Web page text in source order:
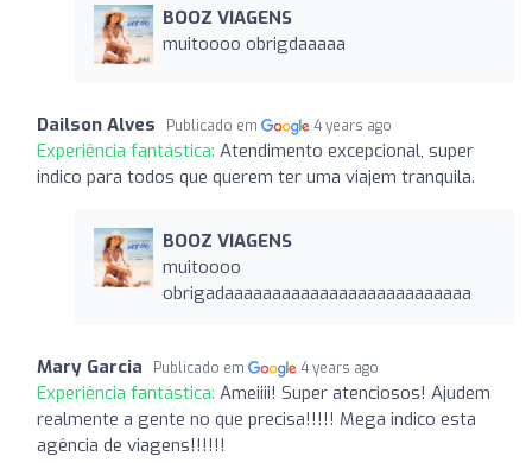
BOOZ VIAGENS
muitoooo obrigdaaaaa
Dailson Alves Publicado em 4 years ago
Experiência fantástica: Atendimento excepcional, super
indico para todos que querem ter uma viajem tranquila.
BOOZ VIAGENS
muitoooo
obrigadaaaaaaaaaaaaaaaaaaaaaaaaaa
Mary Garcia Publicado em 4 years ago
Experiência fantástica: Ameiiii! Super atenciosos! Ajudem
realmente a gente no que precisa!!!!! Mega indico esta
agência de viagens!!!!!!